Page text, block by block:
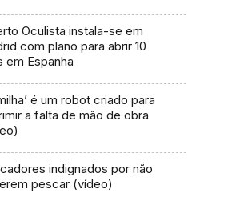
Oculista instala-se em
com plano para abrir 10
em Espanha
é um robot criado para
a falta de mão de obra
indignados por não
pescar (vídeo)